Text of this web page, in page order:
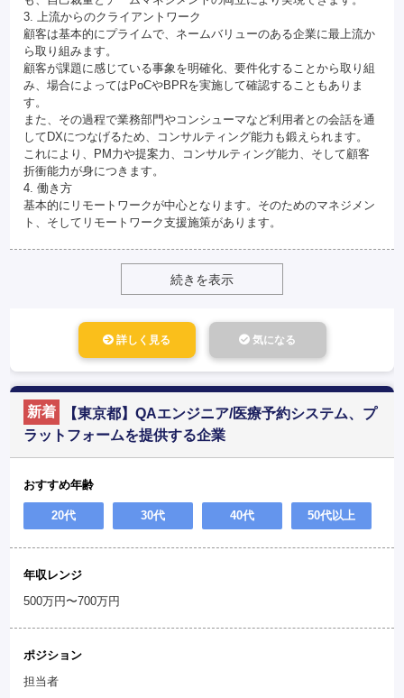
3. 上流からのクライアントワーク
顧客は基本的にプライムで、ネームバリューのある企業に最上流か
ら取り組みます。
顧客が課題に感じている事象を明確化、要件化することから取り組
み、場合によってはPoCやBPRを実施して確認することもありま
す。
また、その過程で業務部門やコンシューマなど利用者との会話を通
してDXにつなげるため、コンサルティング能力も鍛えられます。
これにより、PM力や提案力、コンサルティング能力、そして顧客
折衝能力が身につきます。
4. 働き方
基本的にリモートワークが中心となります。そのためのマネジメン
ト、そしてリモートワーク支援施策があります。
続きを表示
詳しく見る 気になる
新着
【東京都】QAエンジニア/医療予約システム、プ
ラットフォームを提供する企業
おすすめ年齢
20代 30代 40代 50代以上
年収レンジ
500万円〜700万円
ポジション
担当者